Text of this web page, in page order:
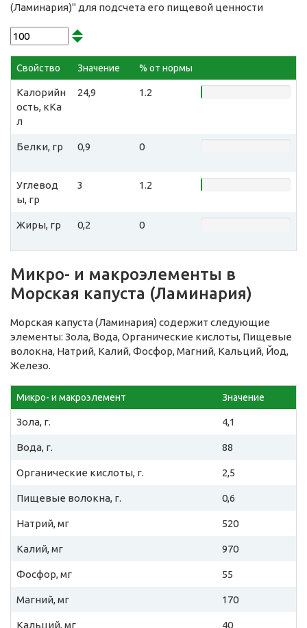
(Ламинария)" для подсчета его пищевой ценности
Свойство Значение % от нормы
Калорийн
ость, кКа
л
24,9 1.2
Белки, гр 0,9 0
Углевод
ы, гр
3 1.2
Жиры, гр 0,2 0
Микро- и макроэлементы в
Морская капуста (Ламинария)
Морская капуста (Ламинария) содержит следующие
элементы: Зола, Вода, Органические кислоты, Пищевые
волокна, Натрий, Калий, Фосфор, Магний, Кальций, Йод,
Железо.
Микро- и макроэлемент Значение
Зола, г. 4,1
Вода, г. 88
Органические кислоты, г. 2,5
Пищевые волокна, г. 0,6
Натрий, мг 520
Калий, мг 970
Фосфор, мг 55
Магний, мг 170
Кальций, мг 40